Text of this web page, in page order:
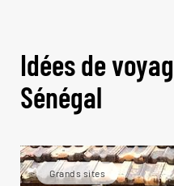
Idées de
Sénégal
Grands sites